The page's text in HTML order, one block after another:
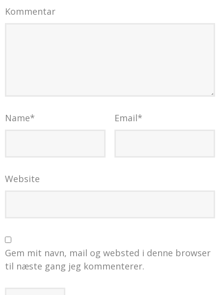
Kommentar
Name* Email*
Website
Gem mit navn, mail og websted i denne browser
til næste gang jeg kommenterer.